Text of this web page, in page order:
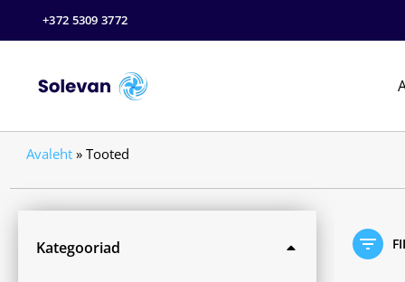
+372 5309 3772
Avaleht » Tooted
Kategooriad